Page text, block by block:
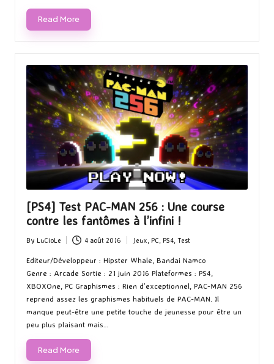
Read More
[PS4] Test PAC-MAN 256 : Une course
contre les fantômes à l’infini !
Posted
by
By LuCioLe 4 août 2016
Posted
in
Jeux PC, PS4, Test
Editeur/Développeur : Hipster Whale, Bandai Namco
Genre : Arcade Sortie : 21 juin 2016 Plateformes : PS4,
XBOXOne, PC Graphismes : Rien d’exceptionnel, PAC-MAN 256
reprend assez les graphismes habituels de PAC-MAN. Il
manque peut-être une petite touche de jeunesse pour être un
peu plus plaisant mais…
Read More